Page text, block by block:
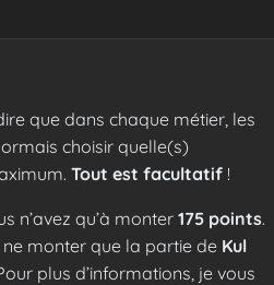
que dans chaque métier, les
choisir quelle(s)
Tout est facultatif !
n’avez qu’à monter 175 points.
ne monter que la partie de Kul
plus d’informations, je vous